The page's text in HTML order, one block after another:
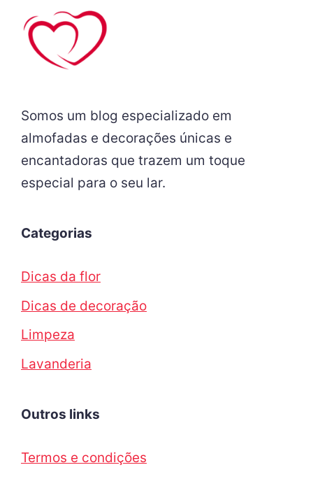
Somos um blog especializado em
almofadas e decorações únicas e
encantadoras que trazem um toque
especial para o seu lar.
Categorias
Dicas da flor
Dicas de decoração
Limpeza
Lavanderia
Outros links
Termos e condições